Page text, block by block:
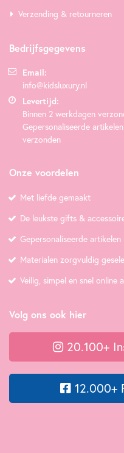
Verzending & retourneren
Bedrijfsgegevens
Email:
info@kidsluxury.nl
Levertijd:
Binnen 2 werkdagen
Gepersonaliseerde
verzonden
Onze voordelen
Met liefde gemaakt
De leukste gifts &
Gepersonaliseerde artikelen
Materialen zorgvuldig
Veilig, simpel en snel online
Volg ons ook hier
20.100+
12.000+